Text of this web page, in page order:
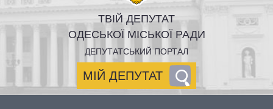
ТВІЙ ДЕПУТАТ
ОДЕСЬКОЇ МІСЬКОЇ РАДИ
ДЕПУТАТСЬКИЙ ПОРТАЛ
МІЙ ДЕПУТАТ